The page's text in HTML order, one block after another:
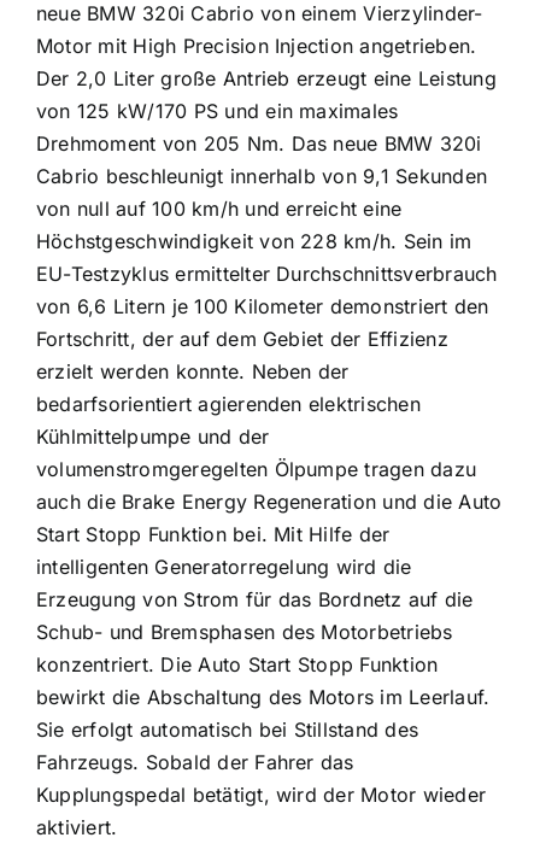
neue BMW 320i Cabrio von einem Vierzylinder-
Motor mit High Precision Injection angetrieben.
Der 2,0 Liter große Antrieb erzeugt eine Leistung
von 125 kW/170 PS und ein maximales
Drehmoment von 205 Nm. Das neue BMW 320i
Cabrio beschleunigt innerhalb von 9,1 Sekunden
von null auf 100 km/h und erreicht eine
Höchstgeschwindigkeit von 228 km/h. Sein im
EU-Testzyklus ermittelter Durchschnittsverbrauch
von 6,6 Litern je 100 Kilometer demonstriert den
Fortschritt, der auf dem Gebiet der Effizienz
erzielt werden konnte. Neben der
bedarfsorientiert agierenden elektrischen
Kühlmittelpumpe und der
volumenstromgeregelten Ölpumpe tragen dazu
auch die Brake Energy Regeneration und die Auto
Start Stopp Funktion bei. Mit Hilfe der
intelligenten Generatorregelung wird die
Erzeugung von Strom für das Bordnetz auf die
Schub- und Bremsphasen des Motorbetriebs
konzentriert. Die Auto Start Stopp Funktion
bewirkt die Abschaltung des Motors im Leerlauf.
Sie erfolgt automatisch bei Stillstand des
Fahrzeugs. Sobald der Fahrer das
Kupplungspedal betätigt, wird der Motor wieder
aktiviert.